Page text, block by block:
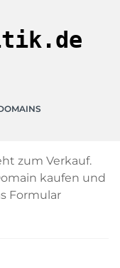
zum Verkauf.
kaufen und
Formular